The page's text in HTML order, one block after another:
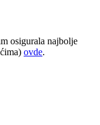
osigurala najbolje
ovde.